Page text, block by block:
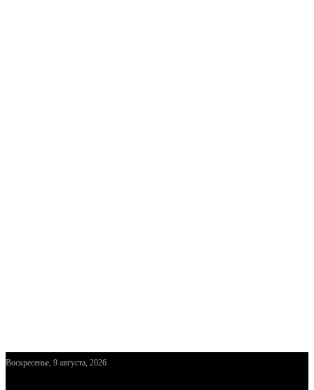
Воскресенье, 9 августа, 2026